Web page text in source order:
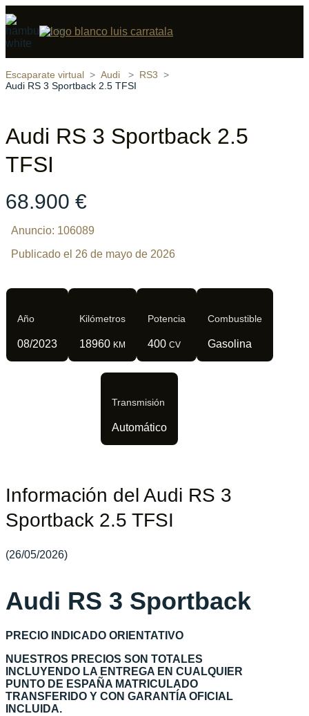
‹ ›
Compartir
Escaparate virtual Audi
RS3
Audi RS 3 Sportback 2.5 TFSI
Audi RS 3 Sportback 2.5
TFSI
68.900 €
Anuncio: 106089
Publicado el 26 de mayo de 2026
Año
08/2023
Kilómetros
18960 KM
Potencia
400 CV
Combustible
Gasolina
Transmisión
Automático
Información del Audi RS 3
Sportback 2.5 TFSI
(26/05/2026)
Audi RS 3 Sportback
PRECIO INDICADO ORIENTATIVO
NUESTROS PRECIOS SON TOTALES
INCLUYENDO LA ENTREGA EN CUALQUIER
PUNTO DE ESPAÑA MATRICULADO
TRANSFERIDO Y CON GARANTÍA OFICIAL
INCLUIDA.